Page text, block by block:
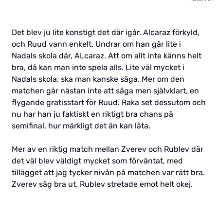
Det blev ju lite konstigt det där igår. Alcaraz förkyld,
och Ruud vann enkelt. Undrar om han går lite i
Nadals skola där, ALcaraz. Att om allt inte känns helt
bra, då kan man inte spela alls. Lite väl mycket i
Nadals skola, ska man kanske säga. Mer om den
matchen går nästan inte att säga men självklart, en
flygande gratisstart för Ruud. Raka set dessutom och
nu har han ju faktiskt en riktigt bra chans på
semifinal, hur märkligt det än kan låta.
Mer av en riktig match mellan Zverev och Rublev där
det väl blev väldigt mycket som förväntat, med
tillägget att jag tycker nivån på matchen var rätt bra.
Zverev såg bra ut, Rublev stretade emot helt okej.